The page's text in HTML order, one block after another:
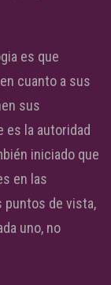
es que
cuanto a sus
sus
es la autoridad
iniciado que
en las
puntos de vista,
uno, no